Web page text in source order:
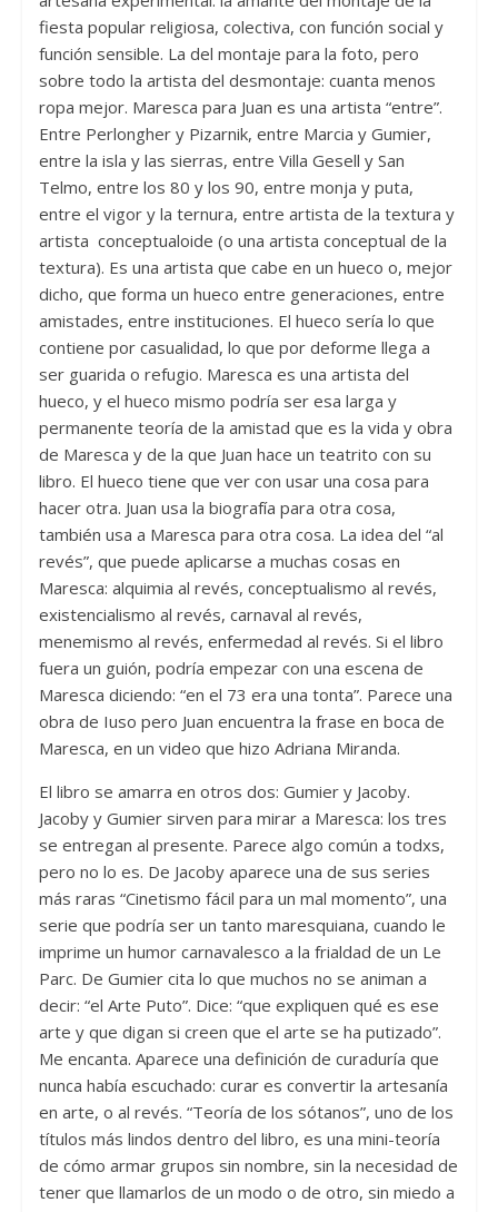
fiesta popular religiosa, colectiva, con función social y
función sensible. La del montaje para la foto, pero
sobre todo la artista del desmontaje: cuanta menos
ropa mejor. Maresca para Juan es una artista “entre”.
Entre Perlongher y Pizarnik, entre Marcia y Gumier,
entre la isla y las sierras, entre Villa Gesell y San
Telmo, entre los 80 y los 90, entre monja y puta,
entre el vigor y la ternura, entre artista de la textura y
artista conceptualoide (o una artista conceptual de la
textura). Es una artista que cabe en un hueco o, mejor
dicho, que forma un hueco entre generaciones, entre
amistades, entre instituciones. El hueco sería lo que
contiene por casualidad, lo que por deforme llega a
ser guarida o refugio. Maresca es una artista del
hueco, y el hueco mismo podría ser esa larga y
permanente teoría de la amistad que es la vida y obra
de Maresca y de la que Juan hace un teatrito con su
libro. El hueco tiene que ver con usar una cosa para
hacer otra. Juan usa la biografía para otra cosa,
también usa a Maresca para otra cosa. La idea del “al
revés”, que puede aplicarse a muchas cosas en
Maresca: alquimia al revés, conceptualismo al revés,
existencialismo al revés, carnaval al revés,
menemismo al revés, enfermedad al revés. Si el libro
fuera un guión, podría empezar con una escena de
Maresca diciendo: “en el 73 era una tonta”. Parece una
obra de Iuso pero Juan encuentra la frase en boca de
Maresca, en un video que hizo Adriana Miranda.
El libro se amarra en otros dos: Gumier y Jacoby.
Jacoby y Gumier sirven para mirar a Maresca: los tres
se entregan al presente. Parece algo común a todxs,
pero no lo es. De Jacoby aparece una de sus series
más raras “Cinetismo fácil para un mal momento”, una
serie que podría ser un tanto maresquiana, cuando le
imprime un humor carnavalesco a la frialdad de un Le
Parc. De Gumier cita lo que muchos no se animan a
decir: “el Arte Puto”. Dice: “que expliquen qué es ese
arte y que digan si creen que el arte se ha putizado”.
Me encanta. Aparece una definición de curaduría que
nunca había escuchado: curar es convertir la artesanía
en arte, o al revés. “Teoría de los sótanos”, uno de los
títulos más lindos dentro del libro, es una mini-teoría
de cómo armar grupos sin nombre, sin la necesidad de
tener que llamarlos de un modo o de otro, sin miedo a